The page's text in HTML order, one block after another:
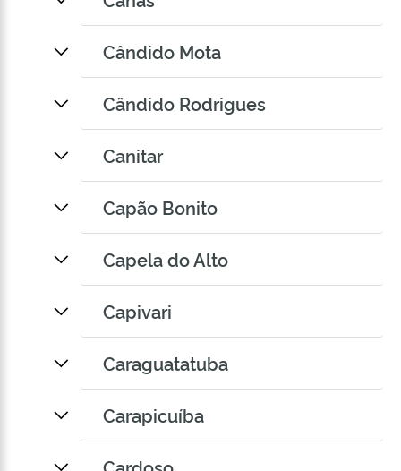
Cândido Mota
Cândido Rodrigues
Canitar
Capão Bonito
Capela do Alto
Capivari
Caraguatatuba
Carapicuíba